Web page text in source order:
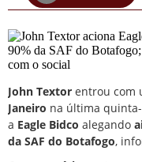
John Textor entrou com
Janeiro na última
a Eagle Bidco alegando
da SAF do Botafogo,